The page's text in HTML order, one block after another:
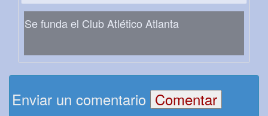
Se funda el Club Atlético Atlanta
Enviar un comentario